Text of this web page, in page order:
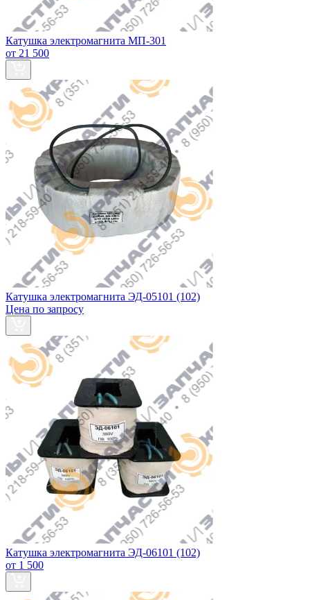
Катушка электромагнита МП-301
от 21 500
Катушка электромагнита ЭД-05101 (102)
Цена по запросу
Катушка электромагнита ЭД-06101 (102)
от 1 500